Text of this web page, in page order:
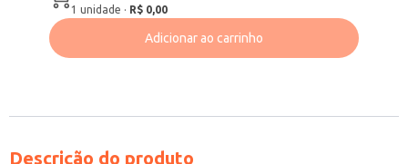
1 unidade · R$ 0,00
Adicionar ao carrinho
Descrição do produto